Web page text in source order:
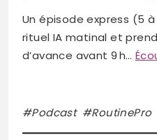
Un épisode express (5
rituel IA matinal et
d’avance avant 9 h…
#Podcast #RoutinePro